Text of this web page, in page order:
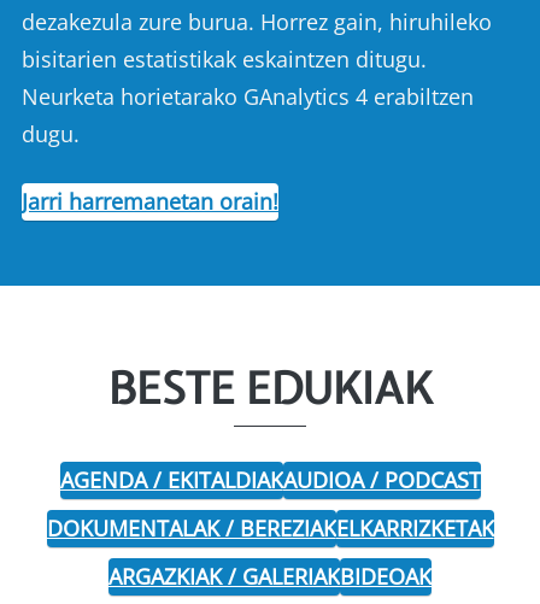
dezakezula zure burua. Horrez gain, hiruhileko
bisitarien estatistikak eskaintzen ditugu.
Neurketa horietarako GAnalytics 4 erabiltzen
dugu.
Jarri harremanetan orain!
BESTE EDUKIAK
AGENDA / EKITALDIAKAUDIOA / PODCAST
DOKUMENTALAK / BEREZIAKELKARRIZKETAK
ARGAZKIAK / GALERIAKBIDEOAK